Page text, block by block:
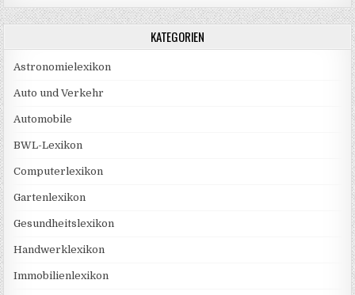
KATEGORIEN
Astronomielexikon
Auto und Verkehr
Automobile
BWL-Lexikon
Computerlexikon
Gartenlexikon
Gesundheitslexikon
Handwerklexikon
Immobilienlexikon